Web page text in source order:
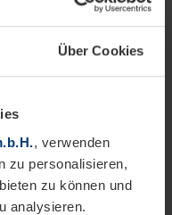
Über Cookies
, verwenden
zu personalisieren,
zu können und
analysieren.